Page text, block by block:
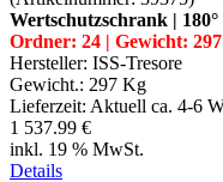
Wertschutzschrank |
Ordner: 24 | Gewicht:
Hersteller: ISS-Tresore
Gewicht.: 297 Kg
Lieferzeit: Aktuell ca. 4-6
1 537.99 €
inkl. 19 % MwSt.
Details